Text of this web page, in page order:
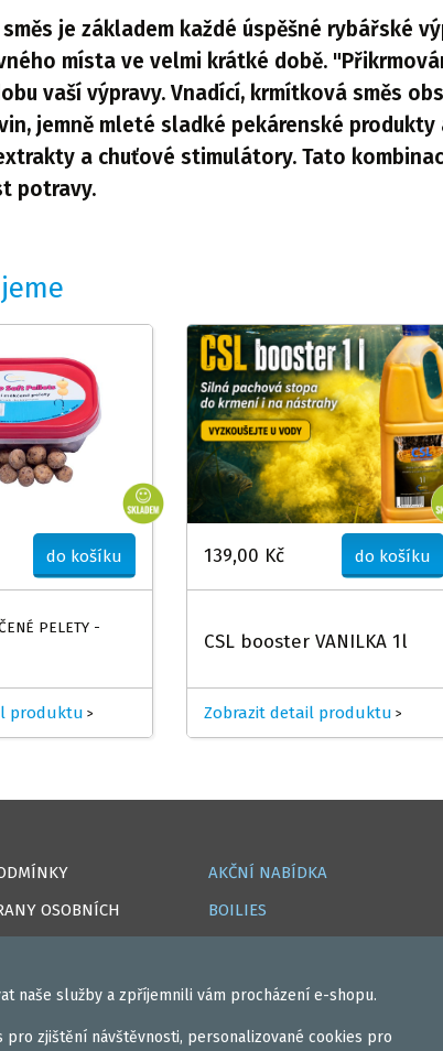
je základem každé úspěšné rybářské
místa ve velmi krátké době.
vaší výpravy. Vnadící, krmítková směs
jemně mleté sladké pekárenské
a chuťové stimulátory. Tato
potravy.
do košíku
PELETY -
produktu >
139,00 Kč do košíku
CSL booster VANILKA 1l
Zobrazit detail produktu >
OSOBNÍCH
AKČNÍ NABÍDKA
BOILIES
TEKUTÉ
naše služby a zpříjemnili vám procházení e-shopu.
zjištění návštěvnosti, personalizované cookies pro